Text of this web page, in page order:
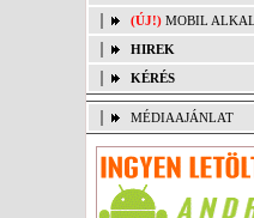
(ÚJ!) MOBIL
HIREK
KÉRÉS
MÉDIAAJÁNLAT